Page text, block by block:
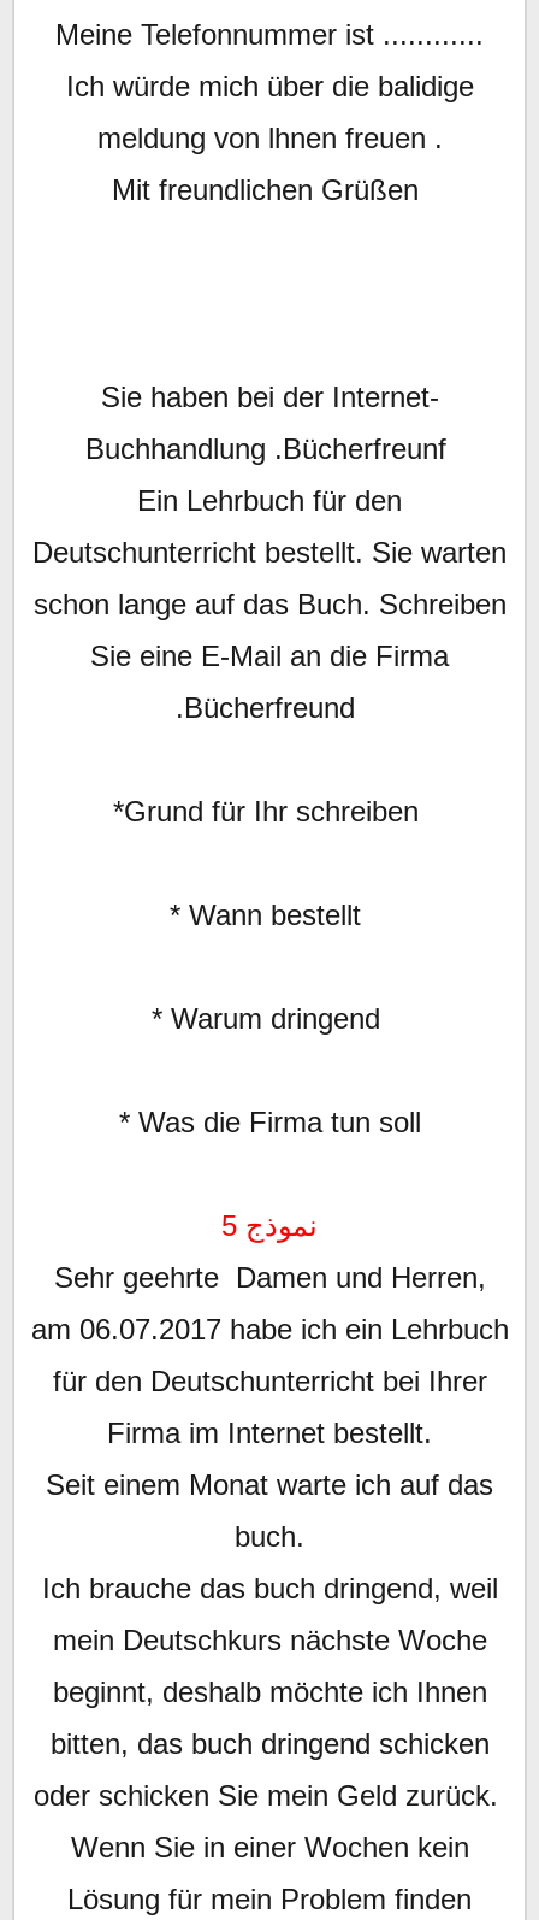
Meine Telefonnummer ist ............
Ich würde mich über die balidige
meldung von lhnen freuen .
Mit freundlichen Grüßen
Sie haben bei der Internet-
Buchhandlung .Bücherfreunf
Ein Lehrbuch für den
Deutschunterricht bestellt. Sie warten
schon lange auf das Buch. Schreiben
Sie eine E-Mail an die Firma
.Bücherfreund
*Grund für Ihr schreiben
* Wann bestellt
* Warum dringend
* Was die Firma tun soll
نموذج 5
Sehr geehrte Damen und Herren,
am 06.07.2017 habe ich ein Lehrbuch
für den Deutschunterricht bei Ihrer
Firma im Internet bestellt.
Seit einem Monat warte ich auf das
buch.
Ich brauche das buch dringend, weil
mein Deutschkurs nächste Woche
beginnt, deshalb möchte ich Ihnen
bitten, das buch dringend schicken
oder schicken Sie mein Geld zurück.
Wenn Sie in einer Wochen kein
Lösung für mein Problem finden